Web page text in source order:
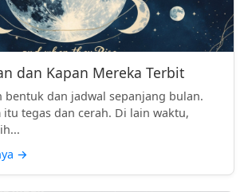
dan Kapan Mereka Terbit
bentuk dan jadwal sepanjang bulan.
itu tegas dan cerah. Di lain waktu,
→